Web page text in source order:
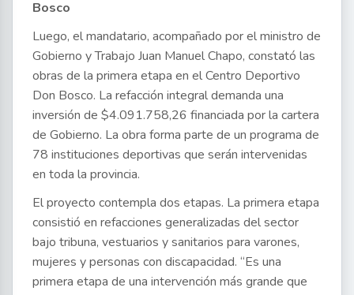
Bosco
Luego, el mandatario, acompañado por el ministro de
Gobierno y Trabajo Juan Manuel Chapo, constató las
obras de la primera etapa en el Centro Deportivo
Don Bosco. La refacción integral demanda una
inversión de $4.091.758,26 financiada por la cartera
de Gobierno. La obra forma parte de un programa de
78 instituciones deportivas que serán intervenidas
en toda la provincia.
El proyecto contempla dos etapas. La primera etapa
consistió en refacciones generalizadas del sector
bajo tribuna, vestuarios y sanitarios para varones,
mujeres y personas con discapacidad. “Es una
primera etapa de una intervención más grande que